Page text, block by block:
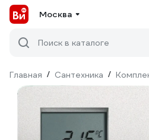
Москва
Поиск в каталоге
Главная / Сантехника /